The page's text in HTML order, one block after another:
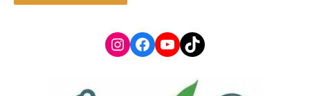
Instagram
Facebook
YouTube
TikTok